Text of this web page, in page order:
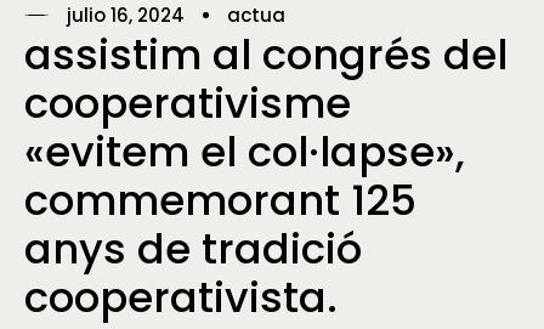
julio 16, 2024 actua
assistim al congrés del
cooperativisme
«evitem el col·lapse»,
commemorant 125
anys de tradició
cooperativista.